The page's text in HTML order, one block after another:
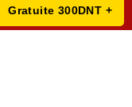
Gratuite 300DNT +